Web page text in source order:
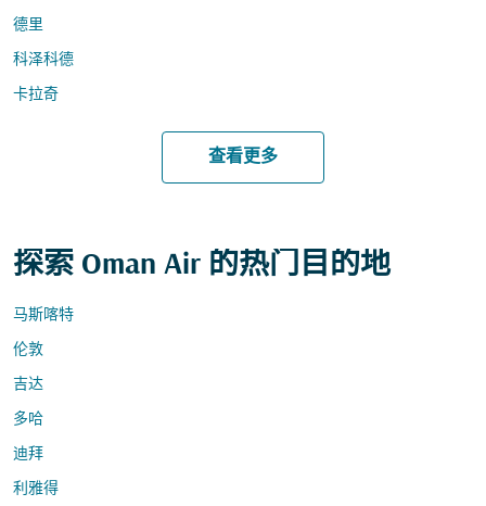
德里
科泽科德
卡拉奇
查看更多
探索 Oman Air 的热门目的地
马斯喀特
伦敦
吉达
多哈
迪拜
利雅得